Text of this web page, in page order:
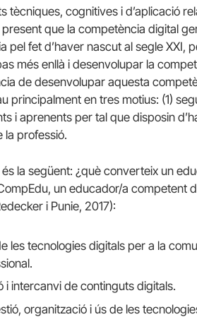
tècniques, cognitives i d’aplicació
que la competència digital
fet d’haver nascut al segle XXI,
més enllà i desenvolupar la
de desenvolupar aquesta
principalment en tres motius: (1)
i aprenents per tal que disposin
la professió.
la següent: ¿què converteix un
un educador/a competent
i Punie, 2017):
les tecnologies digitals per a la
intercanvi de continguts digitals.
organització i ús de les